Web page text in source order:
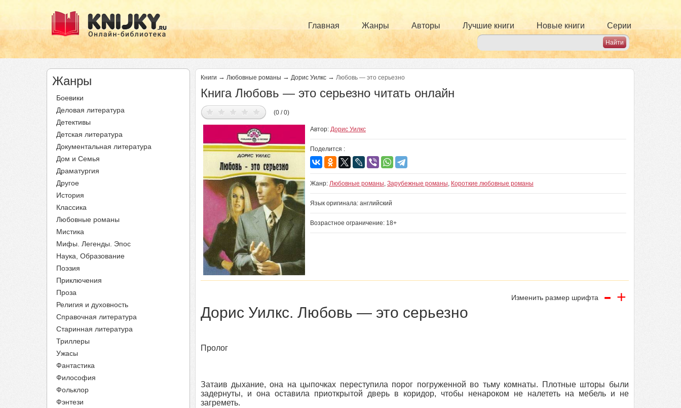
Главная Жанры Авторы Лучшие книги Новые книги Серии
Жанры
Боевики
Деловая литература
Детективы
Детская литература
Документальная литература
Дом и Семья
Драматургия
Другое
История
Классика
Любовные романы
Мистика
Мифы. Легенды. Эпос
Наука, Образование
Поэзия
Приключения
Проза
Религия и духовность
Справочная литература
Старинная литература
Триллеры
Ужасы
Фантастика
Философия
Фольклор
Фэнтези
Книги → Любовные романы → Дорис Уилкс → Любовь — это серьезно
Книга Любовь — это серьезно читать онлайн
(0 / 0)
Автор: Дорис Уилкс
Поделится :
Жанр: Любовные романы, Зарубежные романы, Короткие любовные романы
Язык оригинала: английский
Возрастное ограничение: 18+
Изменить размер шрифта - +
Дорис Уилкс. Любовь — это серьезно
Пролог
Затаив дыхание, она на цыпочках переступила порог погруженной во тьму комнаты. Плотные шторы были
задернуты, и она оставила приоткрытой дверь в коридор, чтобы ненароком не налететь на мебель и не
загреметь.